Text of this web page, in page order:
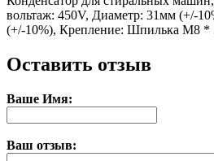
вольтаж: 450V, Диаметр: 31мм (+/-
(+/-10%), Крепление: Шпилька М8 *
Оставить отзыв
Ваше Имя:
Ваш отзыв: